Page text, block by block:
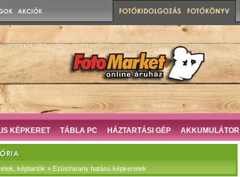
KÉPKERET TÁBLA PC HÁZTARTÁSI GÉP AKKUMULÁTOR
képtartók » Ezüst/arany hatású képkeretek